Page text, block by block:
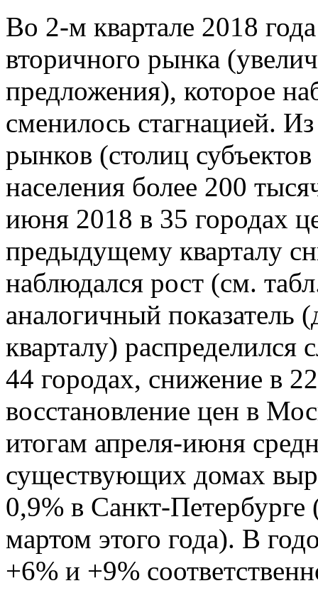
Во 2-м квартале 2018
вторичного рынка
предложения), которое
сменилось стагнацией.
рынков (столиц
населения более 200
июня 2018 в 35 городах
предыдущему кварталу
наблюдался рост (см.
аналогичный
кварталу)
44 городах, снижение в
восстановление цен в
итогам апреля-июня
существующих домах
0,9% в Санкт-
мартом этого года). В
+6% и +9%